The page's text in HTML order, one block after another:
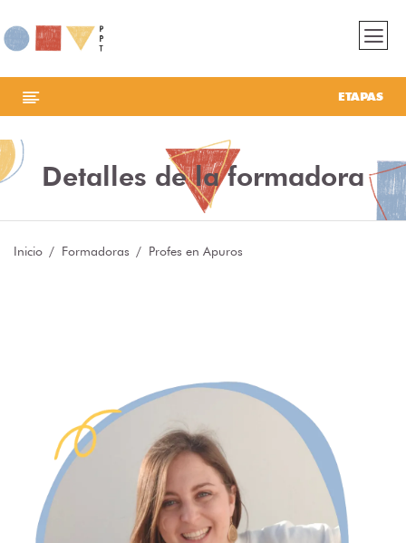
ETAPAS
Detalles de la formadora
Inicio Formadoras Profes en Apuros